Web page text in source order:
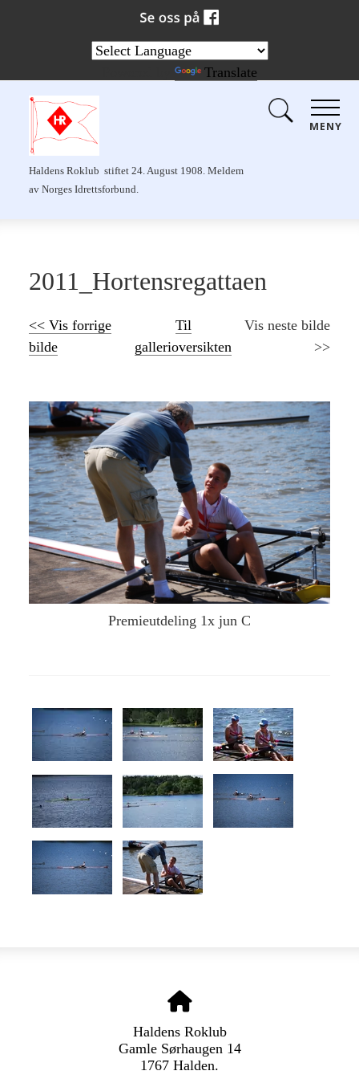
Haldens Roklub stiftet 24. August 1908. Meldem
av Norges Idrettsforbund.
MENY
2011_Hortensregattaen
<< Vis forrige
bilde
Til
gallerioversikten
Vis neste bilde
>>
Premieutdeling 1x jun C
Translate
Haldens Roklub
Gamle Sørhaugen 14
1767 Halden.